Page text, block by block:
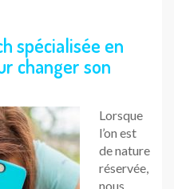
spécialisée en
changer son
Lorsque
l’on est
de nature
réservée,
nous